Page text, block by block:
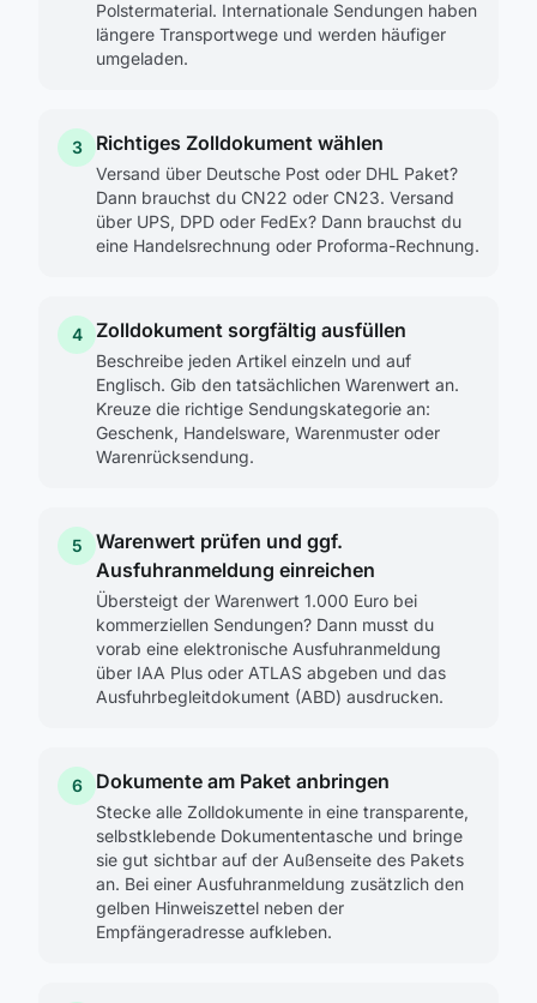
Polstermaterial. Internationale Sendungen haben
längere Transportwege und werden häufiger
umgeladen.
3 Richtiges Zolldokument wählen
Versand über Deutsche Post oder DHL Paket?
Dann brauchst du CN22 oder CN23. Versand
über UPS, DPD oder FedEx? Dann brauchst du
eine Handelsrechnung oder Proforma-Rechnung.
4 Zolldokument sorgfältig ausfüllen
Beschreibe jeden Artikel einzeln und auf
Englisch. Gib den tatsächlichen Warenwert an.
Kreuze die richtige Sendungskategorie an:
Geschenk, Handelsware, Warenmuster oder
Warenrücksendung.
5
Warenwert prüfen und ggf.
Ausfuhranmeldung einreichen
Übersteigt der Warenwert 1.000 Euro bei
kommerziellen Sendungen? Dann musst du
vorab eine elektronische Ausfuhranmeldung
über IAA Plus oder ATLAS abgeben und das
Ausfuhrbegleitdokument (ABD) ausdrucken.
6 Dokumente am Paket anbringen
Stecke alle Zolldokumente in eine transparente,
selbstklebende Dokumententasche und bringe
sie gut sichtbar auf der Außenseite des Pakets
an. Bei einer Ausfuhranmeldung zusätzlich den
gelben Hinweiszettel neben der
Empfängeradresse aufkleben.